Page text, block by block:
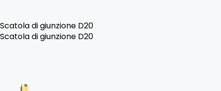
Scatola di giunzione D20
Scatola di giunzione D20